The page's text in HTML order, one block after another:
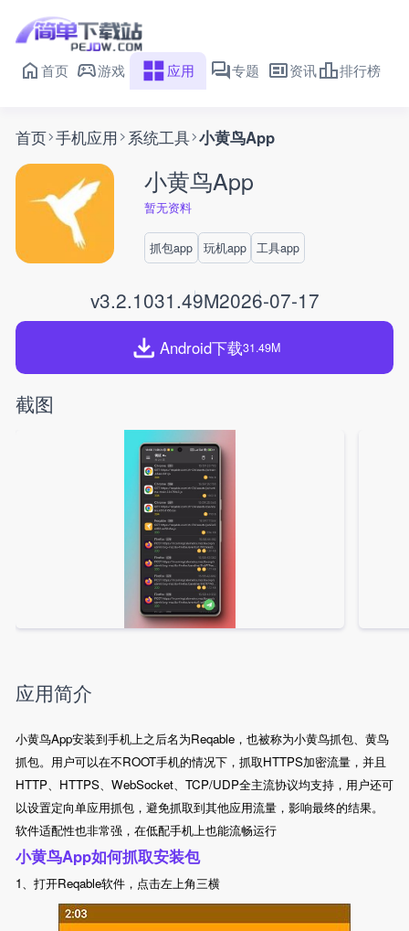
首页 游戏 应用 专题 资讯 排行榜
首页 手机应用 系统工具 小黄鸟App
小黄鸟App
暂无资料
抓包app 玩机app 工具app
v3.2.1031.49M2026-07-17
Android下载31.49M
截图
应用简介
小黄鸟App安装到手机上之后名为Reqable，也被称为小黄鸟抓包、黄鸟
抓包。用户可以在不ROOT手机的情况下，抓取HTTPS加密流量，并且
HTTP、HTTPS、WebSocket、TCP/UDP全主流协议均支持，用户还可
以设置定向单应用抓包，避免抓取到其他应用流量，影响最终的结果。
软件适配性也非常强，在低配手机上也能流畅运行
小黄鸟App如何抓取安装包
1、打开Reqable软件，点击左上角三横